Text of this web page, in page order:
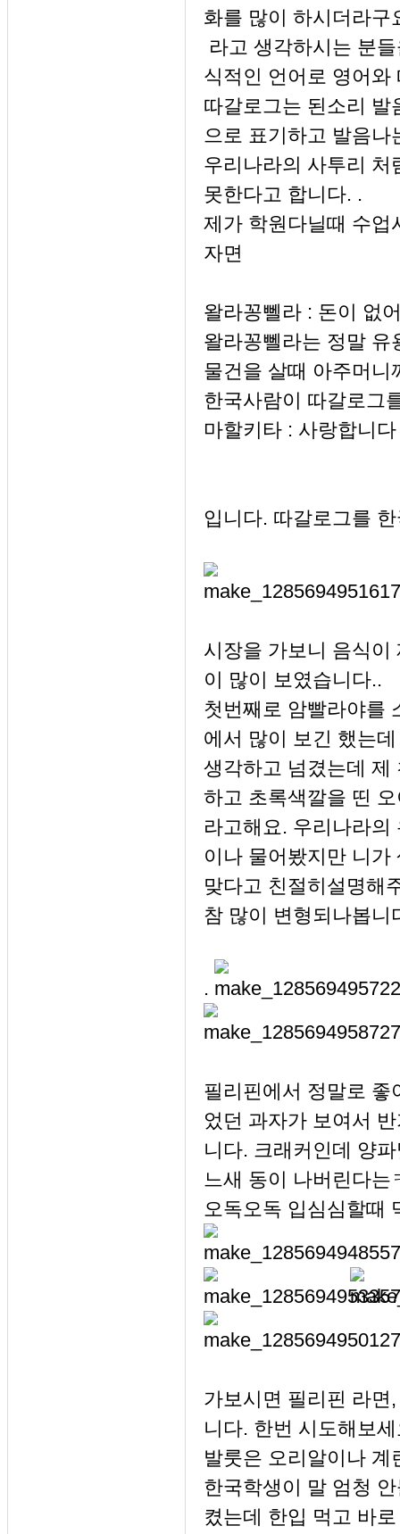
화를 많이 하시더라구
라고 생각하시는 분
식적인 언어로 영어와
따갈로그는 된소리 발
으로 표기하고 발음나
우리나라의 사투리 처
못한다고 합니다. .
제가 학원다닐때 수업
자면
왈라꽁뻴라 : 돈이 없
왈라꽁뻴라는 정말 유
물건을 살때 아주머니
한국사람이 따갈로그
마할키타 : 사랑합니다
입니다. 따갈로그를
시장을 가보니 음식이
이 많이 보였습니다..
첫번째로 암빨라야를
에서 많이 보긴 했는
생각하고 넘겼는데 제
하고 초록색깔을 띤
라고해요. 우리나라
이나 물어봤지만 니가
맞다고 친절히설명해
참 많이 변형되나봅니
.
필리핀에서 정말로 좋
었던 과자가 보여서
니다. 크래커인데 양
느새 동이 나버린다는
오독오독 입심심할때
가보시면 필리핀 라면
니다. 한번 시도해보
발룻은 오리알이나
한국학생이 말 엄청
켰는데 한입 먹고 바